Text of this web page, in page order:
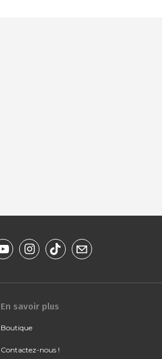
En savoir plus
Boutique
Contactez-nous !